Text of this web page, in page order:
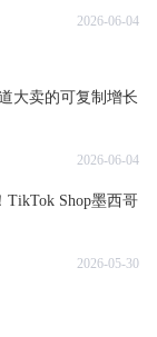
2026-06-04
大卖的可复制增长
2026-06-04
Shop墨西哥
2026-05-30